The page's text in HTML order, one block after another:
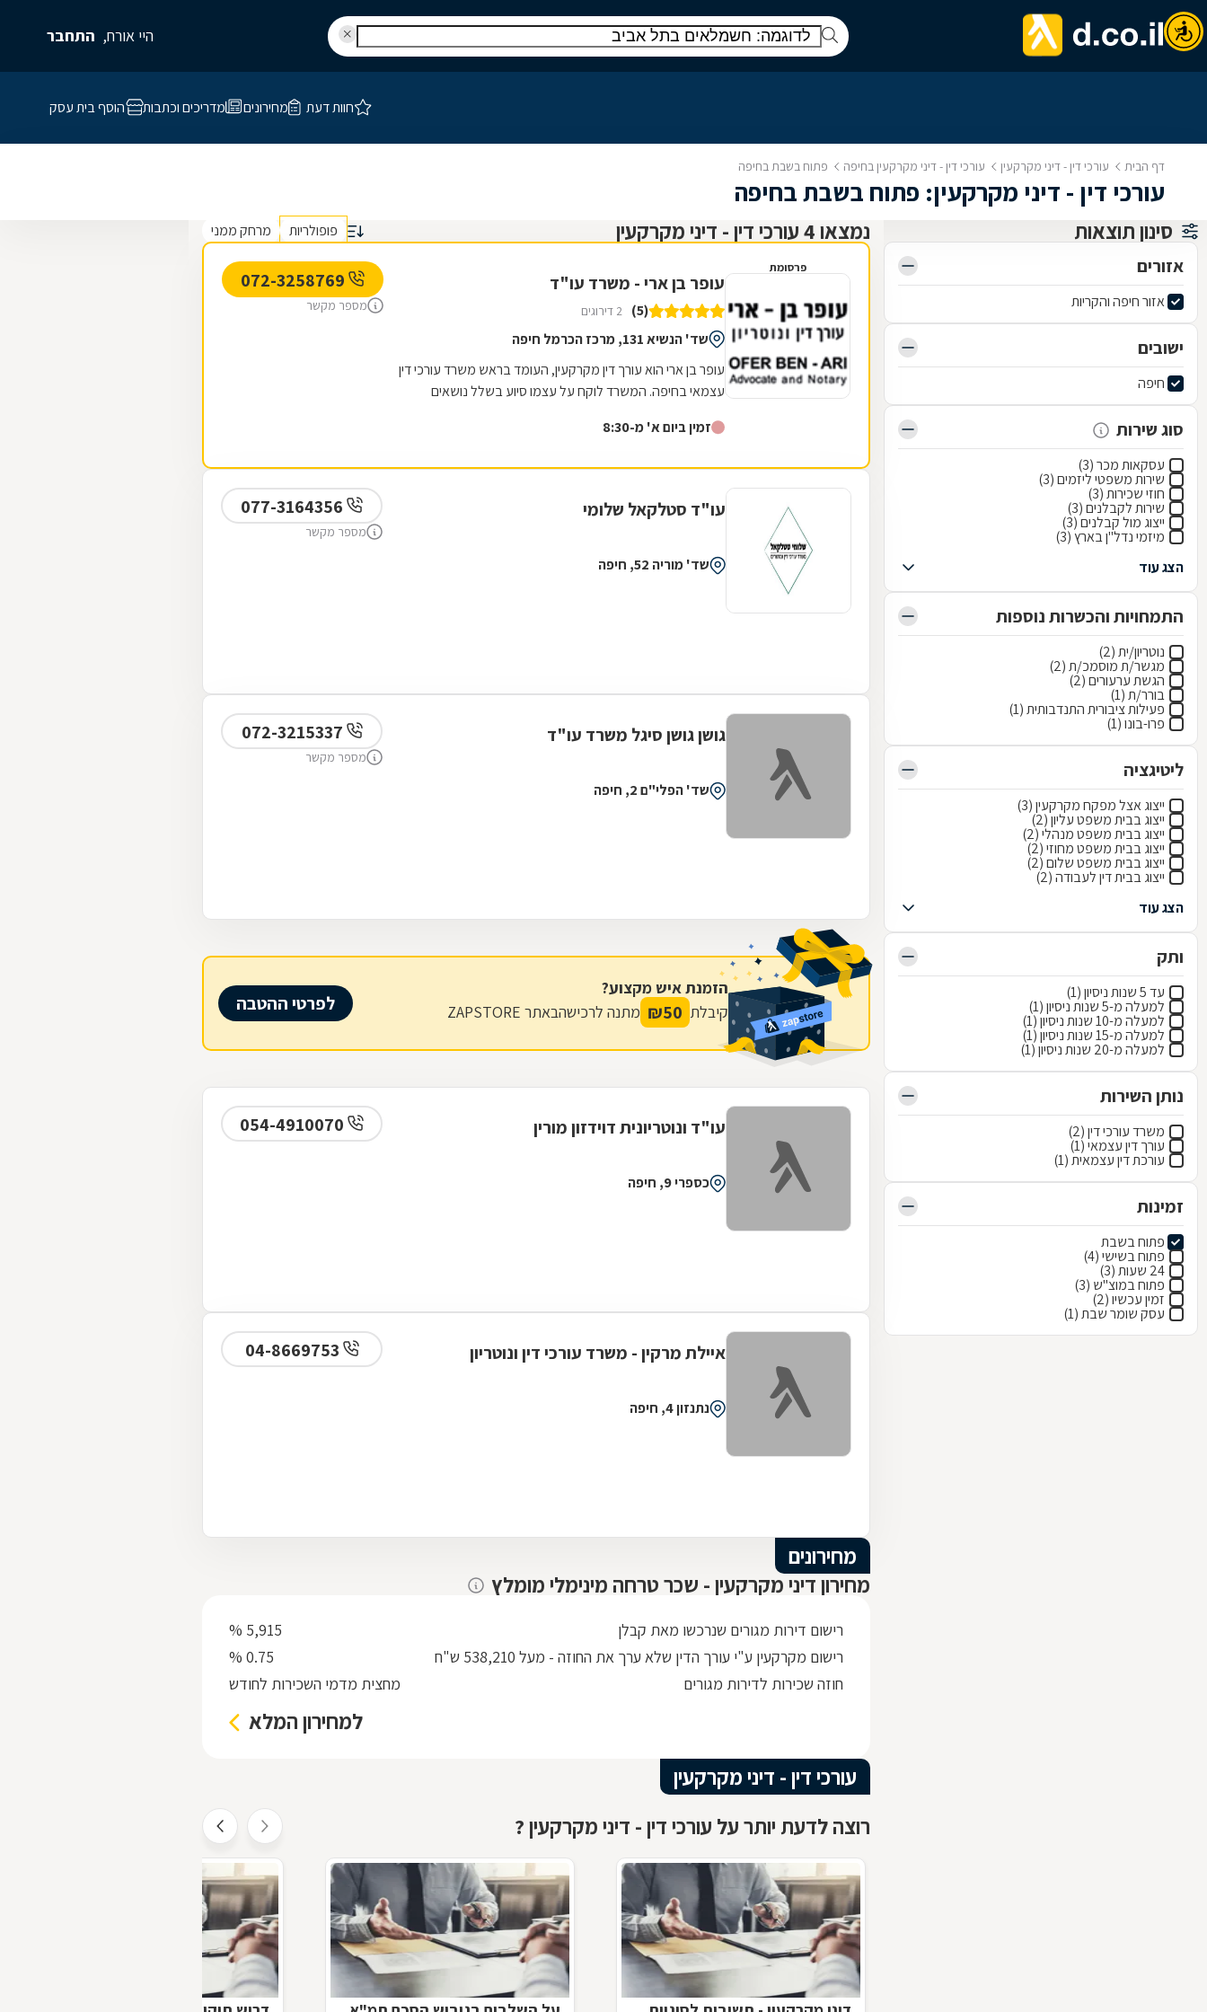
היי אורח, התחבר
חוות דעת מחירונים מדריכים וכתבות הוסף בית עסק
דף הבית עורכי דין - דיני מקרקעין עורכי דין - דיני מקרקעין בחיפה פתוח בשבת בחיפה
עורכי דין - דיני מקרקעין: פתוח בשבת בחיפה
סינון תוצאות
אזורים
אזור חיפה והקריות
ישובים
חיפה
סוג שירות
עסקאות מכר (3)
שירות משפטי ליזמים (3)
חוזי שכירות (3)
שירות לקבלנים (3)
ייצוג מול קבלנים (3)
מיזמי נדל"ן בארץ (3)
הצג עוד
התמחויות והכשרות נוספות
נוטריון/ית (2)
מגשר/ת מוסמכ/ת (2)
הגשת ערעורים (2)
בורר/ת (1)
פעילות ציבורית התנדבותית (1)
פרו-בונו (1)
ליטיגציה
ייצוג אצל מפקח מקרקעין (3)
ייצוג בבית משפט עליון (2)
ייצוג בבית משפט מנהלי (2)
ייצוג בבית משפט מחוזי (2)
ייצוג בבית משפט שלום (2)
ייצוג בבית דין לעבודה (2)
הצג עוד
ותק
עד 5 שנות ניסיון (1)
למעלה מ-5 שנות ניסיון (1)
למעלה מ-10 שנות ניסיון (1)
למעלה מ-15 שנות ניסיון (1)
למעלה מ-20 שנות ניסיון (1)
נותן השירות
משרד עורכי דין (2)
עורך דין עצמאי (1)
עורכת דין עצמאית (1)
זמינות
פתוח בשבת
פתוח בשישי (4)
24 שעות (3)
פתוח במוצ"ש (3)
זמין עכשיו (2)
עסק שומר שבת (1)
נמצאו 4 עורכי דין - דיני מקרקעין פופולריות מרחק ממני
פרסומת
עופר בן ארי - משרד עו"ד
(5) 2 דירוגים
שד' הנשיא 131, מרכז הכרמל חיפה
עופר בן ארי הוא עורך דין מקרקעין, העומד בראש משרד עורכי דין
עצמאי בחיפה. המשרד לוקח על עצמו סיוע בשלל נושאים
זמין ביום א' מ-8:30
מספר מקשר
עו"ד סטלקאל שלומי
שד' מוריה 52, חיפה
מספר מקשר
גושן גושן סיגל משרד עו"ד
שד' הפלי"ם 2, חיפה
מספר מקשר
הזמנת איש מקצוע?
קיבלת 50
₪ מתנה לרכישהבאתר ZAPSTORE לפרטי ההטבה
עו"ד ונוטריונית דוידזון מורין
כספרי 9, חיפה
איילת מרקין - משרד עורכי דין ונוטריון
נתנזון 4, חיפה
מחירונים
מחירון דיני מקרקעין - שכר טרחה מינימלי מומלץ
רישום דירות מגורים שנרכשו מאת קבלן
5,915 %
רישום מקרקעין ע"י עורך הדין שלא ערך את החוזה - מעל 538,210 ש"ח
0.75 %
חוזה שכירות לדירות מגורים
מחצית מדמי השכירות לחודש
למחירון המלא
עורכי דין - דיני מקרקעין
רוצה לדעת יותר על עורכי דין - דיני מקרקעין ?